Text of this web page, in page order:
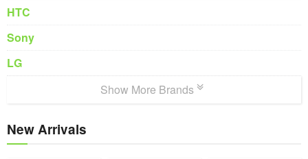
HTC
Sony
LG
Show More Brands
New Arrivals